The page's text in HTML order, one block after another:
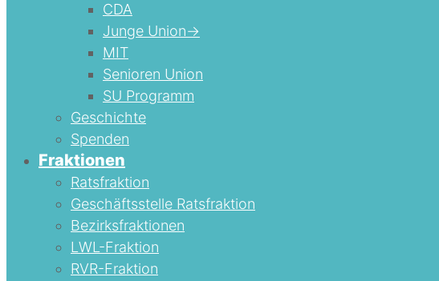
CDA
Junge Union->
MIT
Senioren Union
SU Programm
Geschichte
Spenden
Fraktionen
Ratsfraktion
Geschäftsstelle Ratsfraktion
Bezirksfraktionen
LWL-Fraktion
RVR-Fraktion